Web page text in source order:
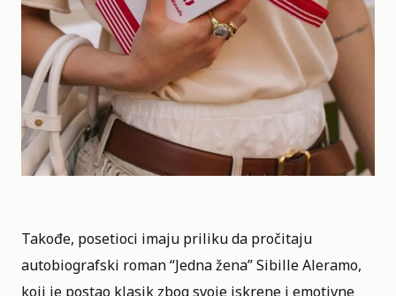
Takođe, posetioci imaju priliku da pročitaju
autobiografski roman “Jedna žena” Sibille Aleramo,
koji je postao klasik zbog svoje iskrene i emotivne